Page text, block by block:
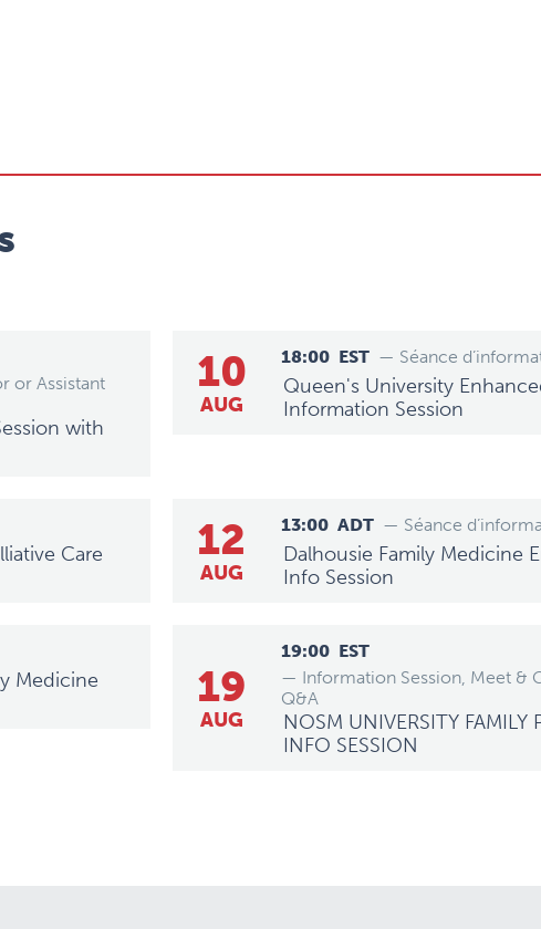
or Assistant
with
10
AUG
18:00 EST — Séance
Queen's University
Information Session
Care
12
AUG
13:00ADT — Séance
Dalhousie Family Medicine
Info Session
Medicine
19
AUG
19:00 EST
— Information Session, Meet &
Q&A
NOSM UNIVERSITY FAMILY
INFO SESSION